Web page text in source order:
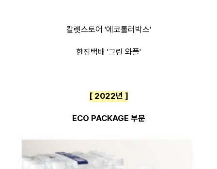
칼렛스토어 '에코롤러박스'
한진택배 '그린 와플'
[ 2022년 ]
ECO PACKAGE 부문